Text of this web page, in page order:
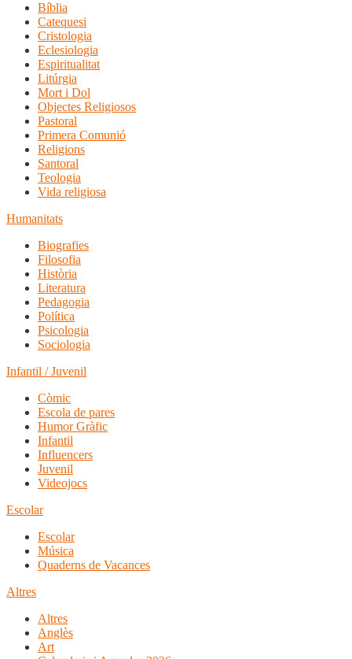
Bíblia
Catequesi
Cristologia
Eclesiologia
Espiritualitat
Litúrgia
Mort i Dol
Objectes Religiosos
Pastoral
Primera Comunió
Religions
Santoral
Teologia
Vida religiosa
Humanitats
Biografies
Filosofia
Història
Literatura
Pedagogia
Política
Psicologia
Sociologia
Infantil / Juvenil
Còmic
Escola de pares
Humor Gràfic
Infantil
Influencers
Juvenil
Videojocs
Escolar
Escolar
Música
Quaderns de Vacances
Altres
Altres
Anglès
Art